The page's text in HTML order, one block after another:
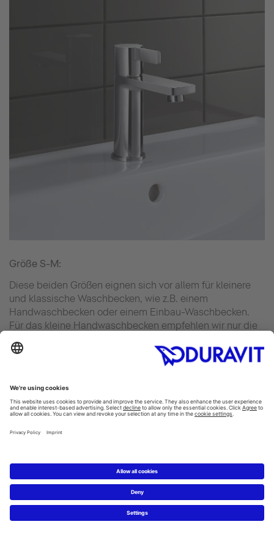
Größe S-M:
Diese beiden Größen eignen sich vor allem für kleinere
und klassische Waschbecken, wie z.B. einem
Handwaschbecken oder einem Einbau-Waschbecken.
Für das kleine Handwaschbecken empfehlen wir nur die
Größe S.